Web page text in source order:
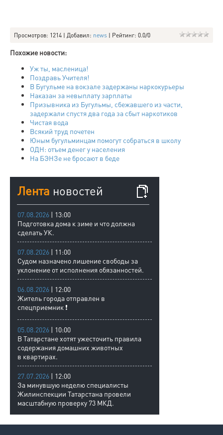
Просмотров: 1214 | Добавил: news | Рейтинг: 0.0/0
Похожие новости:
Уж ты, масленица!
Поздравь Учителя!
В Бугульме на вокзале задержаны наркокурьеры
Наказан за невыплату зарплаты
Призывника из Бугульмы, сбежавшего из части,
задержали спустя два года за сбыт наркотиков
Чистая вода
Всякий труд почетен
Юным бугульминцам помогут собраться в школу
ОДН: отъем денег у населения
На БЭНЗе не бросают в беде
Лента новостей
07.08.2026 | 13:00
Подготовка дома к зиме и что должна
сделать УК.
07.08.2026 | 11:00
Судом назначено лишение свободы за
уклонение от исполнения обязанностей.
06.08.2026 | 12:00
Житель города отправлен в
спецприемник ❗
05.08.2026 | 10:00
В Татарстане хотят ужесточить правила
содержания домашних животных
в квартирах.
27.07.2026 | 12:00
За минувшую неделю специалисты
Жилинспекции Татарстана провели
масштабную проверку 73 МКД.